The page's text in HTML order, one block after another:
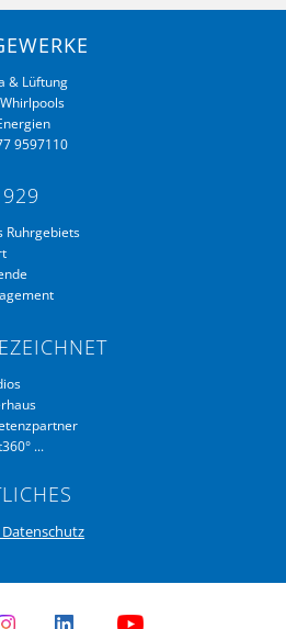
& Lüftung
9597110
Ruhrgebiets
...